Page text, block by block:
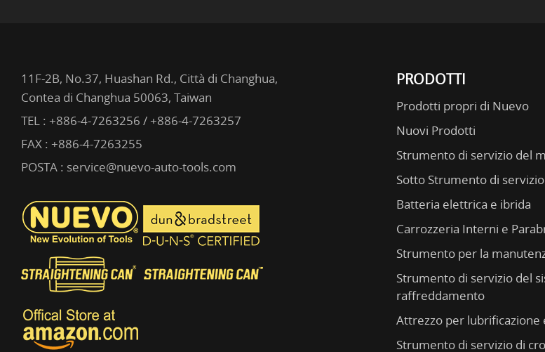
PRODOTTI
Prodotti propri di Nuevo
Nuovi Prodotti
Strumento di servizio del
Sotto Strumento di
Batteria elettrica e ibrida
Carrozzeria Interni e
Strumento per la
Strumento di servizio del
raffreddamento
Attrezzo per
Strumento di servizio di
11F-2B, No.37, Huashan Rd., Città di Changhua,
Contea di Changhua 50063, Taiwan
TEL : +886-4-7263256 / +886-4-7263257
FAX : +886-4-7263255
POSTA : service@nuevo-auto-tools.com